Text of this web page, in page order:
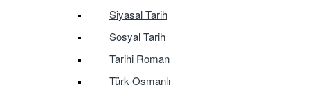
Siyasal Tarih
Sosyal Tarih
Tarihi Roman
Türk-Osmanlı